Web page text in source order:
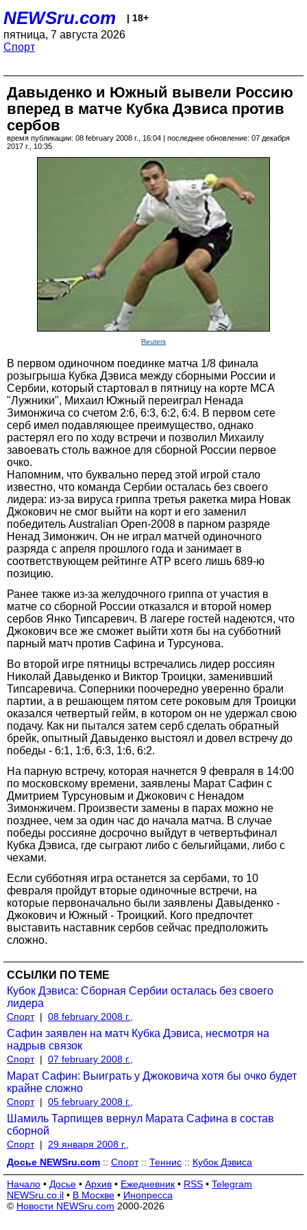
NEWSru.com | 18+
пятница, 7 августа 2026
Спорт
Давыденко и Южный вывели Россию
вперед в матче Кубка Дэвиса против
сербов
время публикации: 08 february 2008 г., 16:04 | последнее обновление: 07 декабря
2017 г., 10:35
Reuters
В первом одиночном поединке матча 1/8 финала
розыгрыша Кубка Дэвиса между сборными России и
Сербии, который стартовал в пятницу на корте МСА
"Лужники", Михаил Южный переиграл Ненада
Зимонжича со счетом 2:6, 6:3, 6:2, 6:4. В первом сете
серб имел подавляющее преимущество, однако
растерял его по ходу встречи и позволил Михаилу
завоевать столь важное для сборной России первое
очко.
Напомним, что буквально перед этой игрой стало
известно, что команда Сербии осталась без своего
лидера: из-за вируса гриппа третья ракетка мира Новак
Джокович не смог выйти на корт и его заменил
победитель Australian Open-2008 в парном разряде
Ненад Зимонжич. Он не играл матчей одиночного
разряда с апреля прошлого года и занимает в
соответствующем рейтинге АТР всего лишь 689-ю
позицию.
Ранее также из-за желудочного гриппа от участия в
матче со сборной России отказался и второй номер
сербов Янко Типсаревич. В лагере гостей надеются, что
Джокович все же сможет выйти хотя бы на субботний
парный матч против Сафина и Турсунова.
Во второй игре пятницы встречались лидер россиян
Николай Давыденко и Виктор Троицки, заменивший
Типсаревича. Соперники поочередно уверенно брали
партии, а в решающем пятом сете роковым для Троицки
оказался четвертый гейм, в котором он не удержал свою
подачу. Как ни пытался затем серб сделать обратный
брейк, опытный Давыденко выстоял и довел встречу до
победы - 6:1, 1:6, 6:3, 1:6, 6:2.
На парную встречу, которая начнется 9 февраля в 14:00
по московскому времени, заявлены Марат Сафин с
Дмитрием Турсуновым и Джокович с Ненадом
Зимонжичем. Произвести замены в парах можно не
позднее, чем за один час до начала матча. В случае
победы россияне досрочно выйдут в четвертьфинал
Кубка Дэвиса, где сыграют либо с бельгийцами, либо с
чехами.
Если субботняя игра останется за сербами, то 10
февраля пройдут вторые одиночные встречи, на
которые первоначально были заявлены Давыденко -
Джокович и Южный - Троицкий. Кого предпочтет
выставить наставник сербов сейчас предположить
сложно.
ССЫЛКИ ПО ТЕМЕ
Кубoк Дэвиса: Сборная Сербии осталась без своего
лидера
Спорт | 08 february 2008 г.,
Сафин заявлен на матч Кубка Дэвиса, несмотря на
надрыв связок
Спорт | 07 february 2008 г.,
Марат Сафин: Выиграть у Джоковича хотя бы очко будет
крайне сложно
Спорт | 05 february 2008 г.,
Шамиль Тарпищев вернул Марата Сафина в состав
сборной
Спорт | 29 января 2008 г.,
Досье NEWSru.com :: Спорт:: Теннис :: Кубок Дэвиса
Начало • Досье • Архив • Ежедневник • RSS • Telegram
NEWSru.co.il • В Москве • Инопресса
© Новости NEWSru.com 2000-2026